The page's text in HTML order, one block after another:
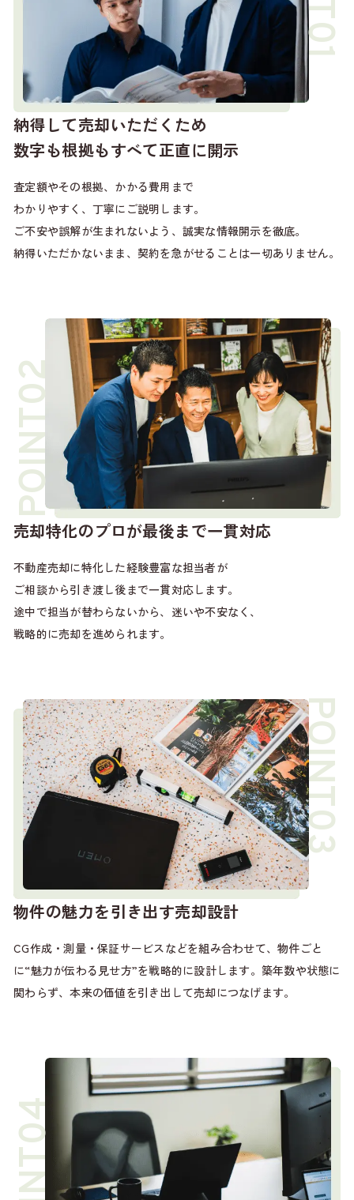
納得して売却いただくため
数字も根拠もすべて正直に開示
査定額やその根拠、かかる費用まで
わかりやすく、丁寧にご説明します。
ご不安や誤解が生まれないよう、誠実な情報開示を徹底。
納得いただかないまま、契約を急がせることは一切ありません。
売却特化のプロが最後まで一貫対応
不動産売却に特化した経験豊富な担当者が
ご相談から引き渡し後まで一貫対応します。
途中で担当が替わらないから、迷いや不安なく、
戦略的に売却を進められます。
物件の魅力を引き出す売却設計
CG作成・測量・保証サービスなどを組み合わせて、物件ごと
に“魅力が伝わる見せ方”を戦略的に設計します。築年数や状態に
関わらず、本来の価値を引き出して売却につなげます。